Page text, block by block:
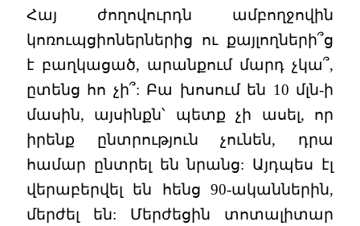
Հայ ժողովուրդն ամբողջովին
կոռուպցիոներներից ու քայլողների՞ց
է բաղկացած, արանքում մարդ չկա՞,
ըտենց հո չի՞: Բա խոսում են 10 մլն-ի
մասին, այսինքն՝ պետք չի ասել, որ
իրենք ընտրություն չունեն, դրա
համար ընտրել են նրանց: Այդպես էլ
վերաբերվել են հենց 90-ականներին,
մերժել են: Մերժեցին տոտալիտար